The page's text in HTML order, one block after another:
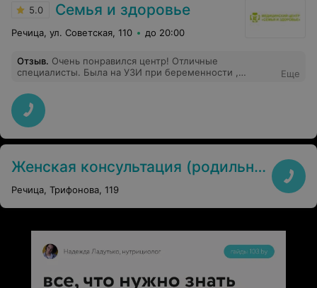
5.0 Семья и здоровье
Речица, ул. Советская, 110 до 20:00
Отзыв. Очень понравился центр! Отличные
специалисты. Была на УЗИ при беременности ,
присутствовать моему мужу. чтобы было очень важно
для меня) Без проблем определили пол ребёнка, дали
послушать сердцебиение) Всем рекомендую данный
центр!
Еще
Женская консультация (родильный дом) г. Речица
Речица, Трифонова, 119